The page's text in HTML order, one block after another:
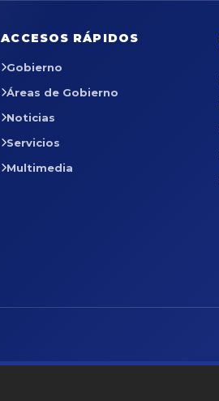
ACCESOS RÁPIDOS
Gobierno
Áreas de Gobierno
Noticias
Servicios
Multimedia